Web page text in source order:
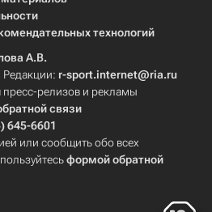
технологий
А.В.
Редакции: r-sport.internet@ria.ru
релизов и рекламы
связи
645-6601
или сообщить обо всех
формой обратной